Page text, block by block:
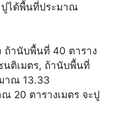
ปูได้พื้นที่ประมาณ
ถ้านับพื้นที่ 40 ตาราง
นติเมตร, ถ้านับพื้นที่
าณ 13.33
20 ตารางเมตร จะปู